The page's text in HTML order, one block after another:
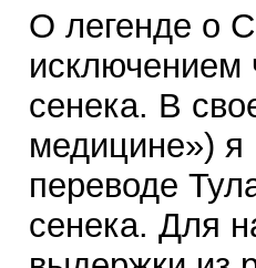
О легенде о
исключением
сенека. В
медицине») я
переводе
сенека. Для